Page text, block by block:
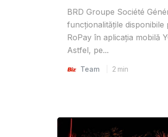
BRD Groupe Société
funcționalitățile disponibile
RoPay în aplicația mobilă
Astfel, pe...
Team 2 min